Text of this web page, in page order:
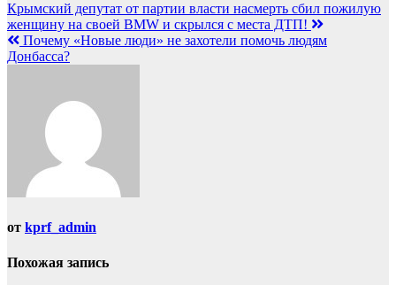
Крымский депутат от партии власти насмерть сбил пожилую
женщину на своей BMW и скрылся с места ДТП!
Почему «Новые люди» не захотели помочь людям
Донбасса?
от kprf_admin
Похожая запись